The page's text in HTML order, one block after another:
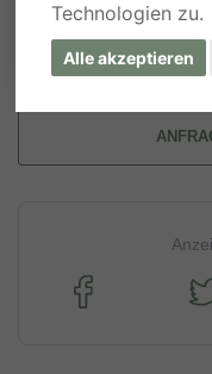
Technologien zu.
Alle akzeptieren